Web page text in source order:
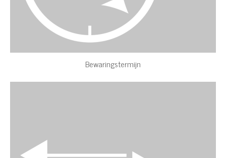
Bewaringstermijn